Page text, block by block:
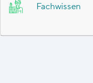
Fachwissen